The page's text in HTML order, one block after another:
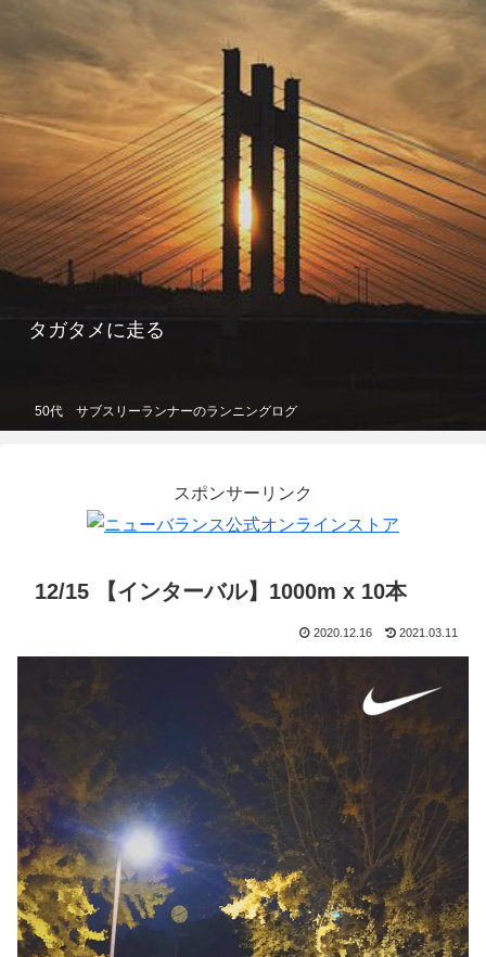
タガタメに走る
50代 サブスリーランナーのランニングログ
スポンサーリンク
12/15 【インターバル】1000m x 10本
2020.12.16 2021.03.11